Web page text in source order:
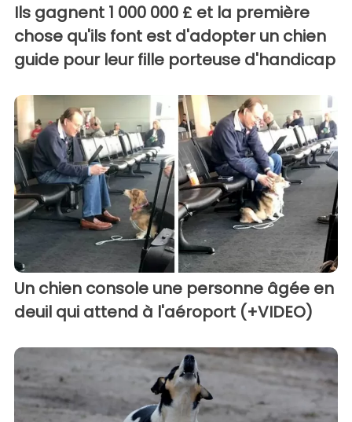
Ils gagnent 1 000 000 £ et la première
chose qu'ils font est d'adopter un chien
guide pour leur fille porteuse d'handicap
Un chien console une personne âgée en
deuil qui attend à l'aéroport (+VIDEO)